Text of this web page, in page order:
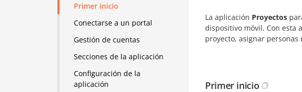
Primer inicio
Conectarse a un portal
Gestión de cuentas
Secciones de la aplicación
Configuración de la
aplicación
La aplicación Proyectos
dispositivo móvil. Con esta
proyecto, asignar
Primer inicio